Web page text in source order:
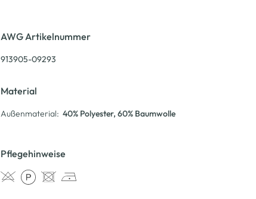
AWG Artikelnummer
913905-09293
Material
Außenmaterial: 40% Polyester, 60% Baumwolle
Pflegehinweise